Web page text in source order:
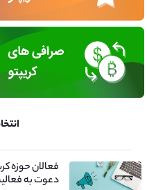
فعالان حوزه
دعوت به